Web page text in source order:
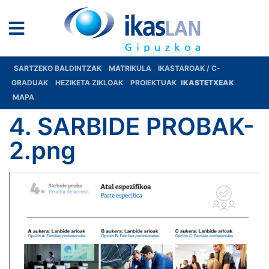
SARTZEKO BALDINTZAK MATRIKULA
IKASTAROAK / C-
GRADUAK
HEZIKETA ZIKLOAK PROIEKTUAK IKASTETXEAK
MAPA
4. SARBIDE PROBAK-
2.png